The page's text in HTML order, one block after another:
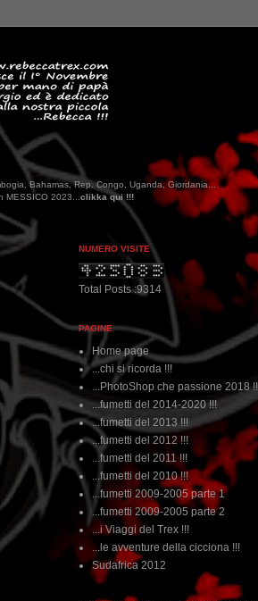
Bahamas, Rep. Congo, Uganda, Giordania...
NUMERO VISITE
Total Posts :9314
PAGINE
Home page
...chi si ricorda !!!
...PhotoShop che passione 2018
...fumetti del 2014-2020 !!!
...fumetti del 2013 !!!
...fumetti del 2012 !!!
...fumetti del 2011 !!!
...fumetti del 2010 !!!
...fumetti 2009-2005 parte 1
...fumetti 2009-2005 parte 2
...i Viaggi del Trex !!!
...le avventure della cicciona !!!
Sudafrica 2012